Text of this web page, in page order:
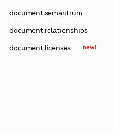
document.semantrum
document.relationships
document.licenses new!